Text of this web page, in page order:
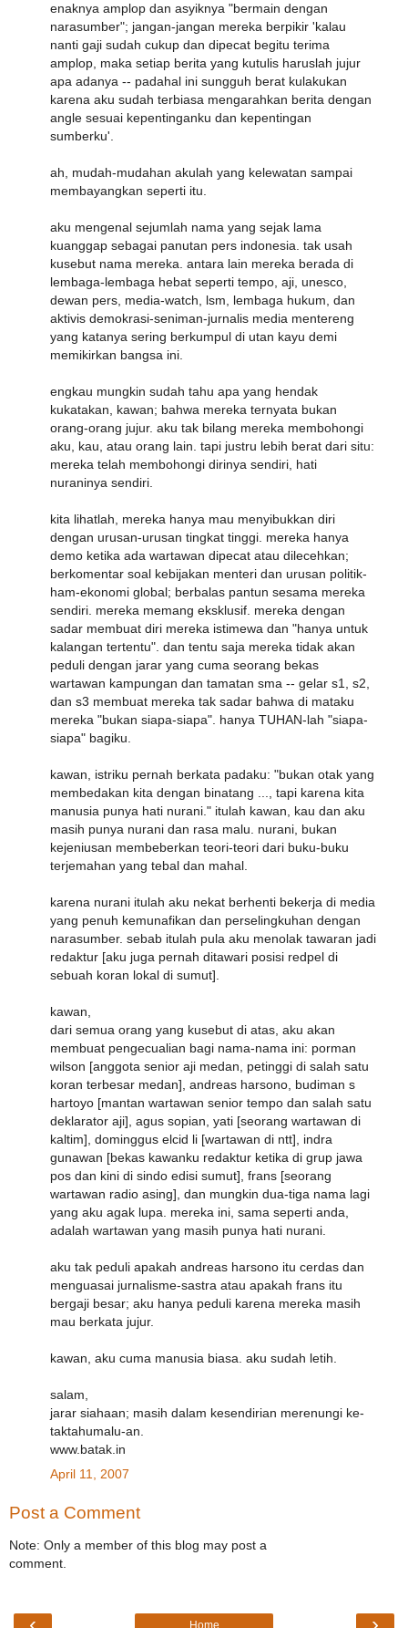
enaknya amplop dan asyiknya "bermain dengan
narasumber"; jangan-jangan mereka berpikir 'kalau
nanti gaji sudah cukup dan dipecat begitu terima
amplop, maka setiap berita yang kutulis haruslah jujur
apa adanya -- padahal ini sungguh berat kulakukan
karena aku sudah terbiasa mengarahkan berita dengan
angle sesuai kepentinganku dan kepentingan
sumberku'.
ah, mudah-mudahan akulah yang kelewatan sampai
membayangkan seperti itu.
aku mengenal sejumlah nama yang sejak lama
kuanggap sebagai panutan pers indonesia. tak usah
kusebut nama mereka. antara lain mereka berada di
lembaga-lembaga hebat seperti tempo, aji, unesco,
dewan pers, media-watch, lsm, lembaga hukum, dan
aktivis demokrasi-seniman-jurnalis media mentereng
yang katanya sering berkumpul di utan kayu demi
memikirkan bangsa ini.
engkau mungkin sudah tahu apa yang hendak
kukatakan, kawan; bahwa mereka ternyata bukan
orang-orang jujur. aku tak bilang mereka membohongi
aku, kau, atau orang lain. tapi justru lebih berat dari situ:
mereka telah membohongi dirinya sendiri, hati
nuraninya sendiri.
kita lihatlah, mereka hanya mau menyibukkan diri
dengan urusan-urusan tingkat tinggi. mereka hanya
demo ketika ada wartawan dipecat atau dilecehkan;
berkomentar soal kebijakan menteri dan urusan politik-
ham-ekonomi global; berbalas pantun sesama mereka
sendiri. mereka memang eksklusif. mereka dengan
sadar membuat diri mereka istimewa dan "hanya untuk
kalangan tertentu". dan tentu saja mereka tidak akan
peduli dengan jarar yang cuma seorang bekas
wartawan kampungan dan tamatan sma -- gelar s1, s2,
dan s3 membuat mereka tak sadar bahwa di mataku
mereka "bukan siapa-siapa". hanya TUHAN-lah "siapa-
siapa" bagiku.
kawan, istriku pernah berkata padaku: "bukan otak yang
membedakan kita dengan binatang ..., tapi karena kita
manusia punya hati nurani." itulah kawan, kau dan aku
masih punya nurani dan rasa malu. nurani, bukan
kejeniusan membeberkan teori-teori dari buku-buku
terjemahan yang tebal dan mahal.
karena nurani itulah aku nekat berhenti bekerja di media
yang penuh kemunafikan dan perselingkuhan dengan
narasumber. sebab itulah pula aku menolak tawaran jadi
redaktur [aku juga pernah ditawari posisi redpel di
sebuah koran lokal di sumut].
kawan,
dari semua orang yang kusebut di atas, aku akan
membuat pengecualian bagi nama-nama ini: porman
wilson [anggota senior aji medan, petinggi di salah satu
koran terbesar medan], andreas harsono, budiman s
hartoyo [mantan wartawan senior tempo dan salah satu
deklarator aji], agus sopian, yati [seorang wartawan di
kaltim], dominggus elcid li [wartawan di ntt], indra
gunawan [bekas kawanku redaktur ketika di grup jawa
pos dan kini di sindo edisi sumut], frans [seorang
wartawan radio asing], dan mungkin dua-tiga nama lagi
yang aku agak lupa. mereka ini, sama seperti anda,
adalah wartawan yang masih punya hati nurani.
aku tak peduli apakah andreas harsono itu cerdas dan
menguasai jurnalisme-sastra atau apakah frans itu
bergaji besar; aku hanya peduli karena mereka masih
mau berkata jujur.
kawan, aku cuma manusia biasa. aku sudah letih.
salam,
jarar siahaan; masih dalam kesendirian merenungi ke-
taktahumalu-an.
www.batak.in
April 11, 2007
Post a Comment
Note: Only a member of this blog may post a
comment.
Home